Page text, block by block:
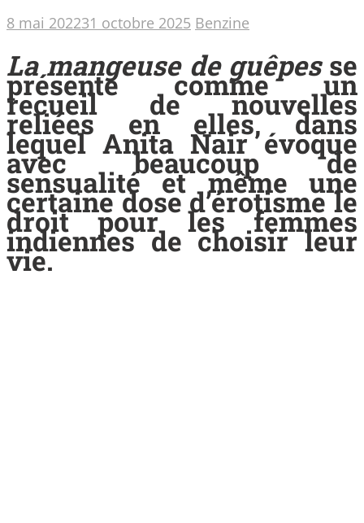
8 mai 202231 octobre 2025 Benzine
La mangeuse de guêpesse
présente comme un
recueil de nouvelles
reliées en elles, dans
lequel Anita Nair évoque
avec beaucoup de
sensualité et même une
certaine dose d’érotisme le
droit pour les femmes
indiennes de choisir leur
vie.